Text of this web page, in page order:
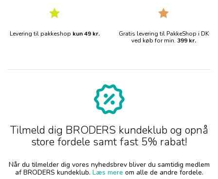
Levering til pakkeshop kun 49 kr.
Gratis levering til PakkeShop i DK
ved køb for min. 399 kr.
Tilmeld dig BRODERS kundeklub og opnå
store fordele samt fast 5% rabat!
Når du tilmelder dig vores nyhedsbrev bliver du samtidig medlem
af BRODERS kundeklub. Læs mere om alle de andre fordele.